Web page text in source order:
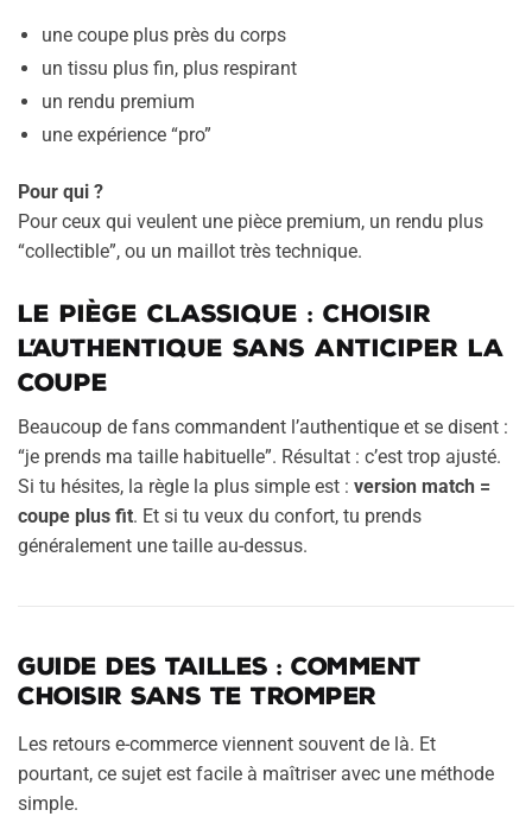
une coupe plus près du corps
un tissu plus fin, plus respirant
un rendu premium
une expérience “pro”
Pour qui ?
Pour ceux qui veulent une pièce premium, un rendu plus
“collectible”, ou un maillot très technique.
Le piège classique : choisir
l’authentique sans anticiper la
coupe
Beaucoup de fans commandent l’authentique et se disent :
“je prends ma taille habituelle”. Résultat : c’est trop ajusté.
Si tu hésites, la règle la plus simple est : version match =
coupe plus fit. Et si tu veux du confort, tu prends
généralement une taille au-dessus.
Guide des tailles : comment
choisir sans te tromper
Les retours e-commerce viennent souvent de là. Et
pourtant, ce sujet est facile à maîtriser avec une méthode
simple.